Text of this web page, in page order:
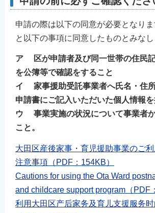
申請の際は以下の同意が必要となり
と以下の事項に同意したものとみなし
ア 区が申請者及び同一世帯の住民
を公簿等で確認をすること
イ 家事援助受託事業者へ氏名・住
申請書にご記入いただいた個人情報
ウ 事業実施の状況について事業者
こと。
大田区産後家事・育児援助事業のご
注意事項（PDF：154KB）
Cautions for using the Ota Ward
and childcare support program（PDF
利用大田区产后家务及育儿支援服务